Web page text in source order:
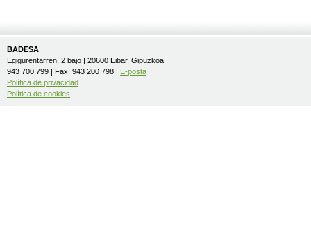
BADESA
Egigurentarren, 2 bajo | 20600 Eibar, Gipuzkoa
943 700 799 | Fax: 943 200 798 | E-posta
Política de privacidad
Política de cookies